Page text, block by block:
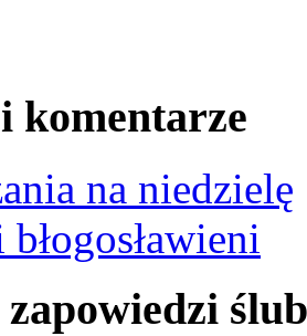
komentarze
na niedzielę